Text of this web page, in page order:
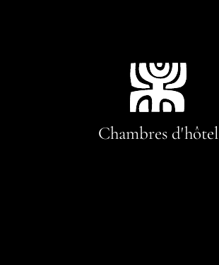
Chambres d'hôtel